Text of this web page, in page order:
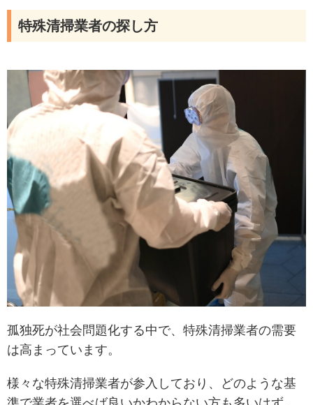
特殊清掃業者の探し方
孤独死が社会問題化する中で、特殊清掃業者の需要
は高まっています。
様々な特殊清掃業者が参入しており、どのような基